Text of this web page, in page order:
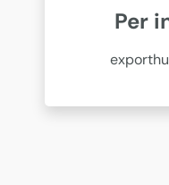
Per